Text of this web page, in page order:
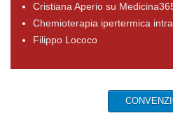
Cristiana Aperio su
Chemioterapia ipertermica
Filippo Lococo